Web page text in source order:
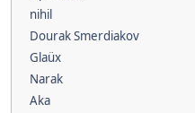
nihil
Dourak Smerdiakov
Glaüx
Narak
Aka